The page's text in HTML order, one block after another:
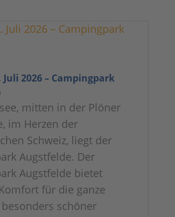
Juli 2026 – Campingpark
mitten in der Plöner
im Herzen der
Schweiz, liegt der
Augstfelde. Der
Augstfelde bietet
für die ganze
schöner